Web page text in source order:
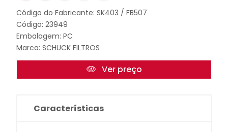
Código do Fabricante: SK403 / FB507
Código: 23949
Embalagem: PC
Marca: SCHUCK FILTROS
Ver preço
Características